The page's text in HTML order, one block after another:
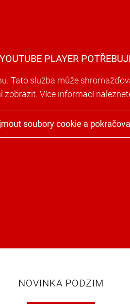
PLAYER
Tato služba může
Více informací
soubory cookie a
NOVINKA PODZIM